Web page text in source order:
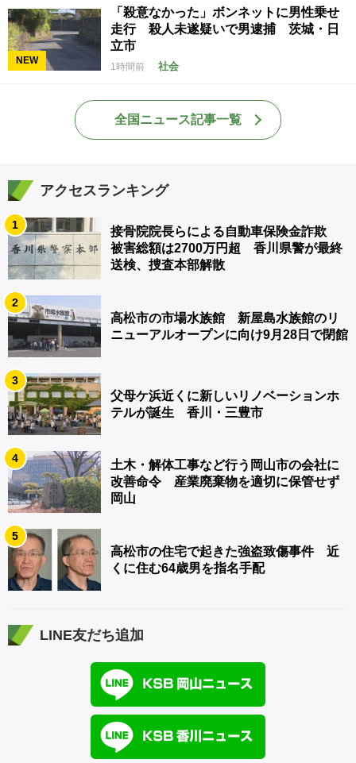
NEW
「殺意なかった」ボンネットに男性乗せ
走行 殺人未遂疑いで男逮捕 茨城・日
立市
1時間前 社会
全国ニュース記事一覧
アクセスランキング
1
接骨院院長らによる自動車保険金詐欺
被害総額は2700万円超 香川県警が最終
送検、捜査本部解散
2
高松市の市場水族館 新屋島水族館のリ
ニューアルオープンに向け9月28日で閉館
3
父母ケ浜近くに新しいリノベーションホ
テルが誕生 香川・三豊市
4
土木・解体工事など行う岡山市の会社に
改善命令 産業廃棄物を適切に保管せず
岡山
5
高松市の住宅で起きた強盗致傷事件 近
くに住む64歳男を指名手配
LINE友だち追加